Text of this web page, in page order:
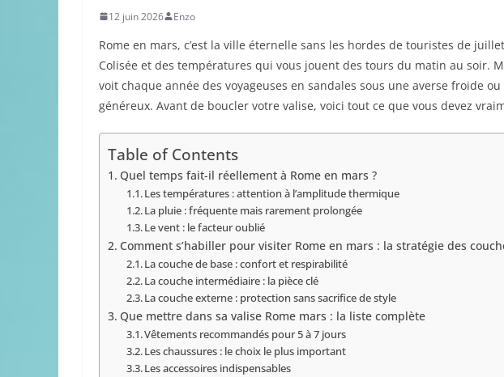
12 juin 2026 Enzo
Rome en mars, c’est la ville éternelle sans les hordes de touristes de
Colisée et des températures qui vous jouent des tours du matin au soir.
voit chaque année des voyageuses en sandales sous une averse froide
généreux. Avant de boucler votre valise, voici tout ce que vous devez
Table of Contents
Quel temps fait-il réellement à Rome en mars ?
Les températures : attention à l’amplitude thermique
La pluie : fréquente mais rarement prolongée
Le vent : le facteur oublié
Comment s’habiller pour visiter Rome en mars : la stratégie des
La couche de base : confort et respirabilité
La couche intermédiaire : la pièce clé
La couche externe : protection sans sacrifice de style
Que mettre dans sa valise Rome mars : la liste complète
Vêtements recommandés pour 5 à 7 jours
Les chaussures : le choix le plus important
Les accessoires indispensables